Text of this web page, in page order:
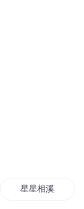
星星相溪